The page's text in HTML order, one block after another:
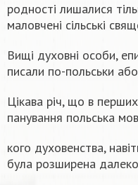
родностi лишалися
маловчені сільські
Вищi духовнi особи,
писали по-польськи
Цікава річ, що в
панування польська
кого духовенства,
була розширена